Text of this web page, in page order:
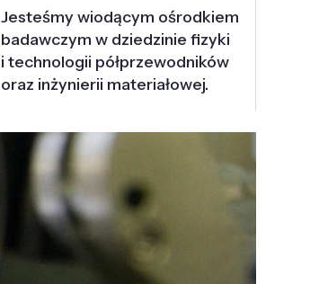
Jesteśmy wiodącym ośrodkiem
badawczym w dziedzinie fizyki
i technologii półprzewodników
oraz inżynierii materiałowej.